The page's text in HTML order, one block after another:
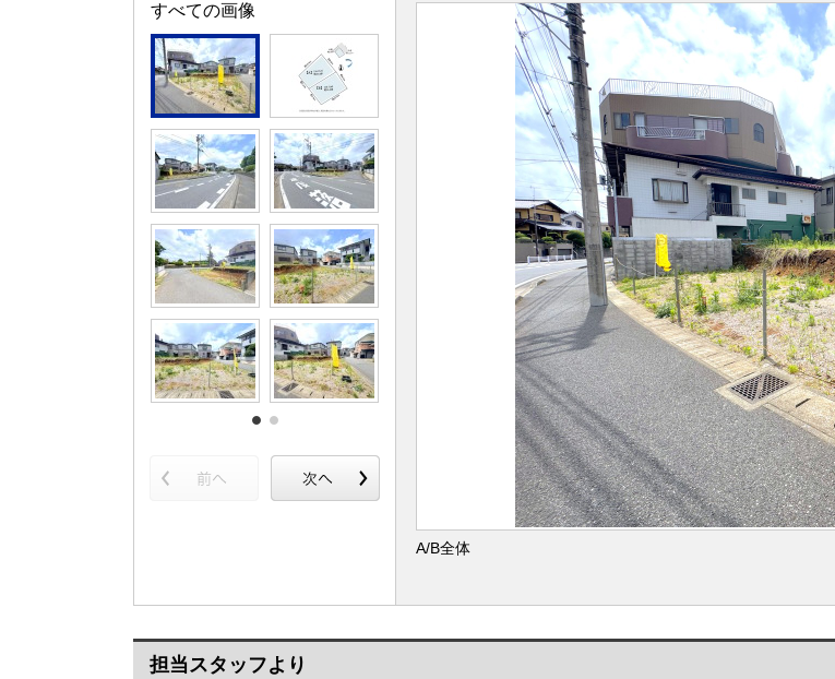
すべての画像
A/B全体
担当スタッフより
千葉市エリアのマンション
千葉市エリアの土地
外房エリアのマンション
外房エリアの土地
内房エリアのマンション
内房エリアの土地
神奈川全域エリア
神奈川全域エリアの新築一戸建
神奈川全域エリアの中古一戸建
神奈川全域エリアのマンション
神奈川全域エリアの土地
沖縄全域エリア
沖縄全域エリアの新築一戸建
沖縄全域エリアの中古一戸建
沖縄全域エリアのマンション
沖縄全域エリアの土地